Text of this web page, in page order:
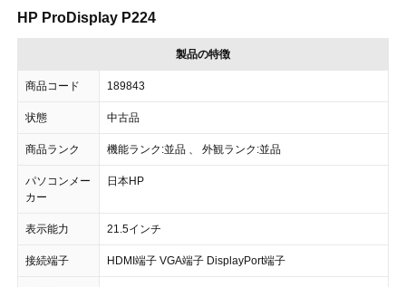
HP ProDisplay P224
製品の特徴
商品コード 189843
状態 中古品
商品ランク 機能ランク:並品 、 外観ランク:並品
パソコンメー
カー
日本HP
表示能力 21.5インチ
接続端子 HDMI端子 VGA端子 DisplayPort端子